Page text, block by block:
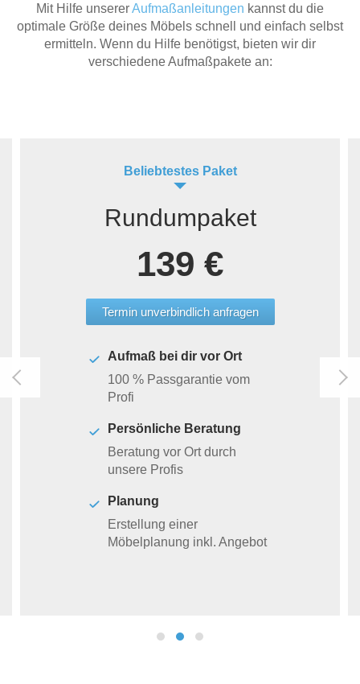
Mit Hilfe unsererAufmaßanleitungen kannst du die
optimale Größe deines Möbels schnell und einfach selbst
ermitteln. Wenn du Hilfe benötigst, bieten wir dir
verschiedene Aufmaßpakete an:
Beliebtestes Paket
Rundumpaket
139 €
Termin unverbindlich anfragen
Aufmaß bei dir vor Ort
100 % Passgarantie vom
Profi
Persönliche Beratung
Beratung vor Ort durch
unsere Profis
Planung
Erstellung einer
Möbelplanung inkl. Angebot